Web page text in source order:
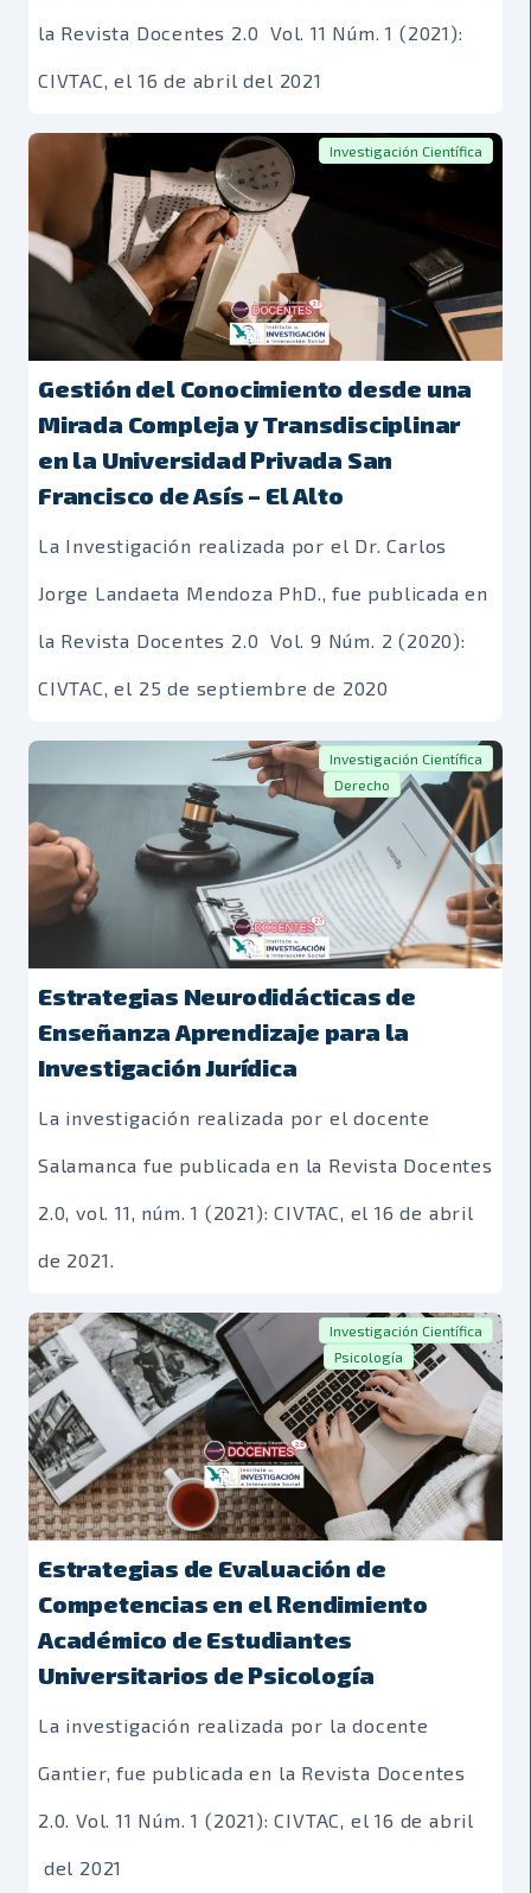
la Revista Docentes 2.0 Vol. 11 Núm. 1 (2021):
CIVTAC, el 16 de abril del 2021
Investigación Científica
Gestión del Conocimiento desde una
Mirada Compleja y Transdisciplinar
en la Universidad Privada San
Francisco de Asís – El Alto
La Investigación realizada por el Dr. Carlos
Jorge Landaeta Mendoza PhD., fue publicada en
la Revista Docentes 2.0 Vol. 9 Núm. 2 (2020):
CIVTAC, el 25 de septiembre de 2020
Investigación Científica
Derecho
Estrategias Neurodidácticas de
Enseñanza Aprendizaje para la
Investigación Jurídica
La investigación realizada por el docente
Salamanca fue publicada en la Revista Docentes
2.0, vol. 11, núm. 1 (2021): CIVTAC, el 16 de abril
de 2021.
Investigación Científica
Psicología
Estrategias de Evaluación de
Competencias en el Rendimiento
Académico de Estudiantes
Universitarios de Psicología
La investigación realizada por la docente
Gantier, fue publicada en la Revista Docentes
2.0. Vol. 11 Núm. 1 (2021): CIVTAC, el 16 de abril
del 2021